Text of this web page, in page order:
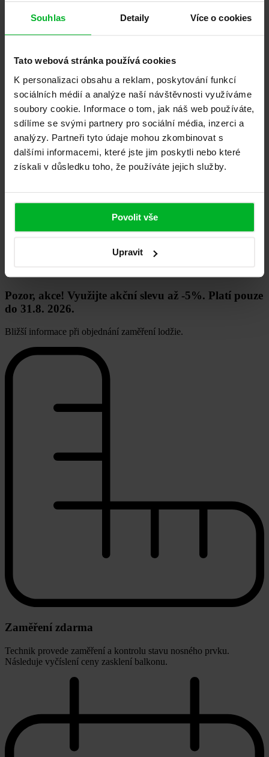
Souhlas Detaily Více o cookies
Tato webová stránka používá cookies
K personalizaci obsahu a reklam, poskytování funkcí
sociálních médií a analýze naší návštěvnosti využíváme
soubory cookie. Informace o tom, jak náš web používáte,
sdílíme se svými partnery pro sociální média, inzerci a
analýzy. Partneři tyto údaje mohou zkombinovat s
dalšími informacemi, které jste jim poskytli nebo které
získali v důsledku toho, že používáte jejich služby.
Povolit vše
Upravit
Fotografie lodžie (nepovinné)
Přetáhněte fotografii sem nebo kliknite a vyberte.
Maximální povolená velikost je 5 MB
osobních údajů
Pro odeslání je vyžadován souhlas
Pozor, akce! Využijte akční slevu až -5%. Platí pouze
do 31.8. 2026.
Bližší informace při objednání zaměření lodžie.
Zaměření zdarma
Technik provede zaměření a kontrolu stavu nosného prvku.
Následuje vyčíslení ceny zasklení balkonu.